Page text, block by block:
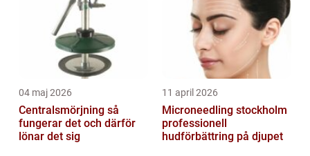
04 maj 2026
Centralsmörjning så
fungerar det och därför
lönar det sig
11 april 2026
Microneedling stockholm
professionell
hudförbättring på djupet